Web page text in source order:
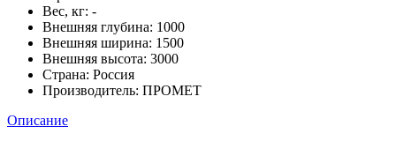
Вес, кг: -
Внешняя глубина: 1000
Внешняя ширина: 1500
Внешняя высота: 3000
Страна: Россия
Производитель: ПРОМЕТ
Описание